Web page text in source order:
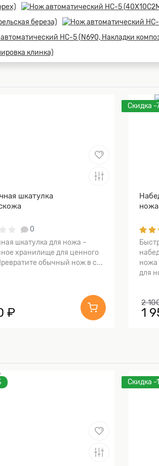
шкатулка
0
шкатулка для ножа –
хранилище для ценного
обычный нож в с...
₽
Скидка -
ножа
для
2
1
Скидка -